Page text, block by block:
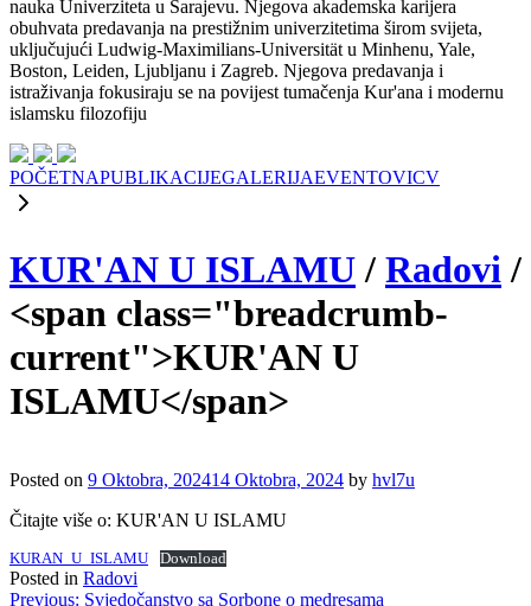
nauka Univerziteta u Sarajevu. Njegova akademska karijera
obuhvata predavanja na prestižnim univerzitetima širom svijeta,
uključujući Ludwig-Maximilians-Universität u Minhenu, Yale,
Boston, Leiden, Ljubljanu i Zagreb. Njegova predavanja i
istraživanja fokusiraju se na povijest tumačenja Kur'ana i modernu
islamsku filozofiju
POČETNAPUBLIKACIJEGALERIJAEVENTOVICV
KUR'AN U ISLAMU / Radovi /
<span class="breadcrumb-
current">KUR'AN U
ISLAMU</span>
Posted on 9 Oktobra, 202414 Oktobra, 2024 by hvl7u
Čitajte više o: KUR'AN U ISLAMU
KURAN_U_ISLAMU Download
Posted in Radovi
Previous: Svjedočanstvo sa Sorbone o medresama